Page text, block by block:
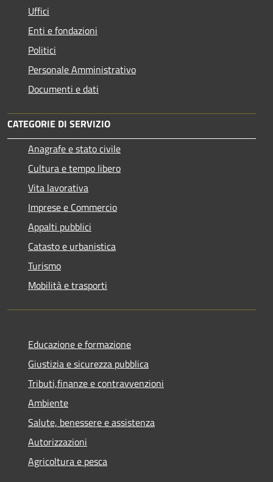
Uffici
Enti e fondazioni
Politici
Personale Amministrativo
Documenti e dati
CATEGORIE DI SERVIZIO
Anagrafe e stato civile
Cultura e tempo libero
Vita lavorativa
Imprese e Commercio
Appalti pubblici
Catasto e urbanistica
Turismo
Mobilità e trasporti
Educazione e formazione
Giustizia e sicurezza pubblica
Tributi,finanze e contravvenzioni
Ambiente
Salute, benessere e assistenza
Autorizzazioni
Agricoltura e pesca